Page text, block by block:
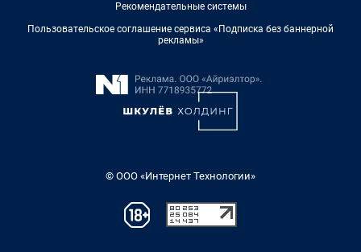
Рекомендательные системы
Пользовательское соглашение сервиса «Подписка без баннерной
рекламы»
© ООО «Интернет Технологии»